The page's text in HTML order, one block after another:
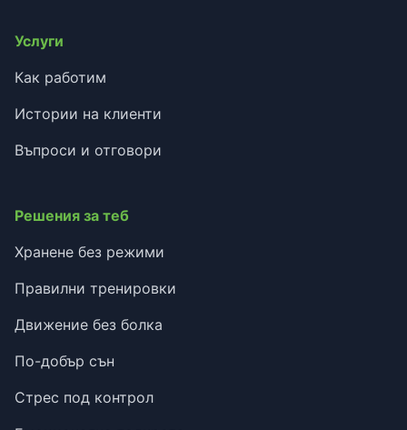
Услуги
Как работим
Истории на клиенти
Въпроси и отговори
Решения за теб
Хранене без режими
Правилни тренировки
Движение без болка
По-добър сън
Стрес под контрол